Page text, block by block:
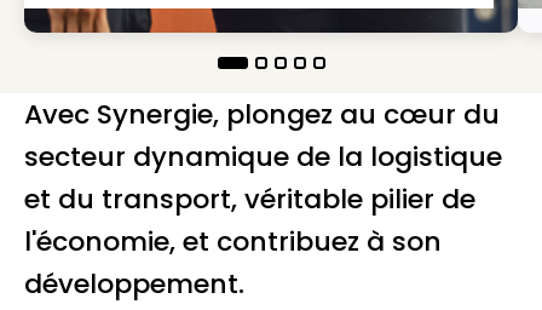
Avec Synergie, plongez au cœur du
secteur dynamique de la logistique
et du transport, véritable pilier de
l'économie, et contribuez à son
développement.